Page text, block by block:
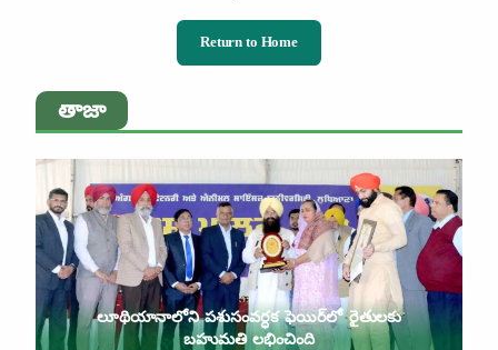
Return to Home
తాజా
లూథియానాలోని పశుసంవర్ధక ఫెయిర్‌లో రైతులకు
బహుమతి లభించింది